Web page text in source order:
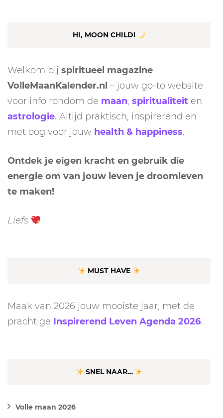
HI, MOON CHILD!
Welkom bij spiritueel magazine
VolleMaanKalender.nl – jouw go-to website
voor info rondom de maan, spiritualiteit en
astrologie. Altijd praktisch, inspirerend en
met oog voor jouw health & happiness.
Ontdek je eigen kracht en gebruik die
energie om van jouw leven je droomleven
te maken!
Liefs
MUST HAVE
Maak van 2026 jouw mooiste jaar, met de
prachtige Inspirerend Leven Agenda 2026.
SNEL NAAR…
Volle maan 2026